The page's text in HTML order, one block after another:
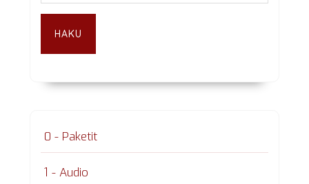
HAKU
0 - Paketit
1 - Audio